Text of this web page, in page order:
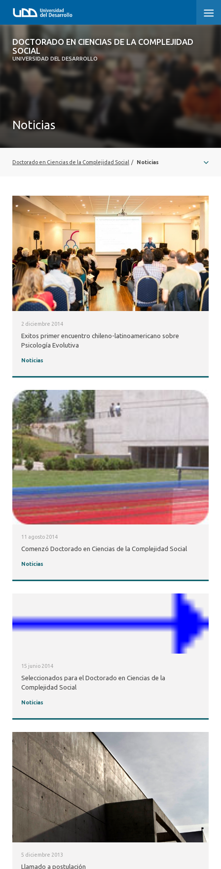
DOCTORADO EN CIENCIAS DE LA COMPLEJIDAD
SOCIAL
UNIVERSIDAD DEL DESARROLLO
DOCTORADO EN CIENCIAS DE LA
COMPLEJIDAD SOCIAL
NOSOTROS
INVESTIGACIÓN
Noticias
Doctorado en Ciencias de la Complejidad Social / Noticias
2 diciembre 2014
Exitos primer encuentro chileno-latinoamericano sobre
Psicología Evolutiva
Noticias
11 agosto 2014
Comenzó Doctorado en Ciencias de la Complejidad Social
Noticias
15 junio 2014
Seleccionados para el Doctorado en Ciencias de la
Complejidad Social
Noticias
5 diciembre 2013
Llamado a postulación